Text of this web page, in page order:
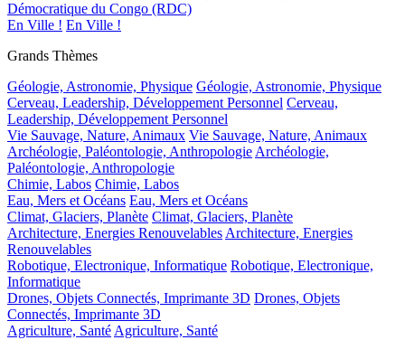
Démocratique du Congo (RDC)
En Ville ! En Ville !
Grands Thèmes
Géologie, Astronomie, Physique Géologie, Astronomie, Physique
Cerveau, Leadership, Développement Personnel Cerveau,
Leadership, Développement Personnel
Vie Sauvage, Nature, Animaux Vie Sauvage, Nature, Animaux
Archéologie, Paléontologie, AnthropologieArchéologie,
Paléontologie, Anthropologie
Chimie, Labos Chimie, Labos
Eau, Mers et Océans Eau, Mers et Océans
Climat, Glaciers, Planète Climat, Glaciers, Planète
Architecture, Energies RenouvelablesArchitecture, Energies
Renouvelables
Robotique, Electronique, Informatique Robotique, Electronique,
Informatique
Drones, Objets Connectés, Imprimante 3D Drones, Objets
Connectés, Imprimante 3D
Agriculture, SantéAgriculture, Santé